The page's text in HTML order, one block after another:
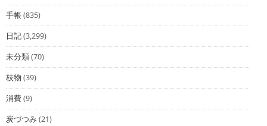
手帳(835)
日記(3,299)
未分類(70)
枝物 (39)
消費(9)
炭づつみ(21)